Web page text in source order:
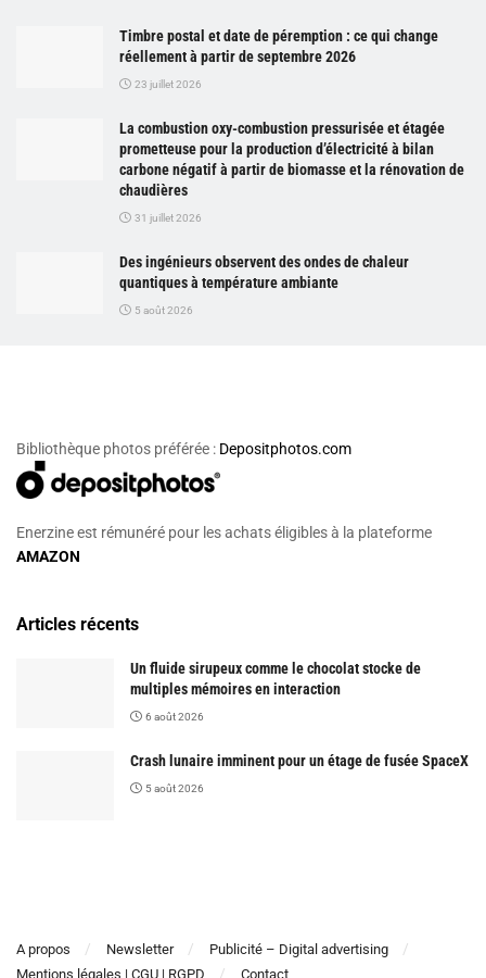
Timbre postal et date de péremption : ce qui change
réellement à partir de septembre 2026
23 juillet 2026
La combustion oxy-combustion pressurisée et étagée
prometteuse pour la production d’électricité à bilan
carbone négatif à partir de biomasse et la rénovation de
chaudières
31 juillet 2026
Des ingénieurs observent des ondes de chaleur
quantiques à température ambiante
5 août 2026
Bibliothèque photos préférée : Depositphotos.com
Enerzine est rémunéré pour les achats éligibles à la plateforme
AMAZON
Articles récents
Un fluide sirupeux comme le chocolat stocke de
multiples mémoires en interaction
6 août 2026
Crash lunaire imminent pour un étage de fusée SpaceX
5 août 2026
A propos Newsletter
Publicité – Digital advertising
Mentions légales | CGU | RGPD
Contact